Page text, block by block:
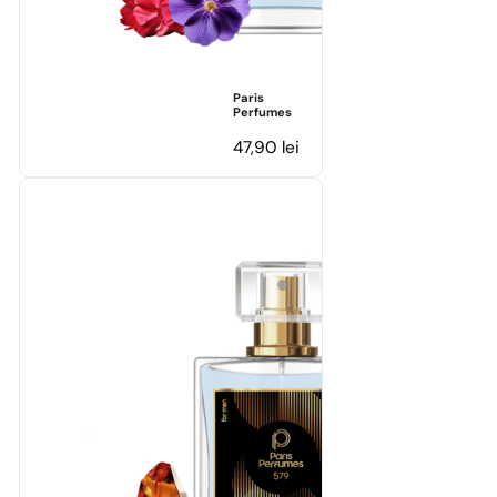
Paris
Perfumes
47,90 lei